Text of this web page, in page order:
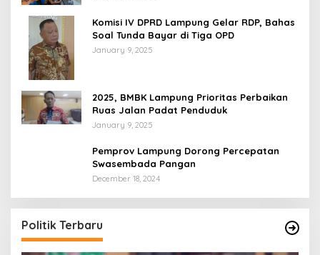
Komisi IV DPRD Lampung Gelar RDP, Bahas
Soal Tunda Bayar di Tiga OPD
January 9, 2025
2025, BMBK Lampung Prioritas Perbaikan
Ruas Jalan Padat Penduduk
January 9, 2025
Pemprov Lampung Dorong Percepatan
Swasembada Pangan
December 18, 2024
Politik Terbaru